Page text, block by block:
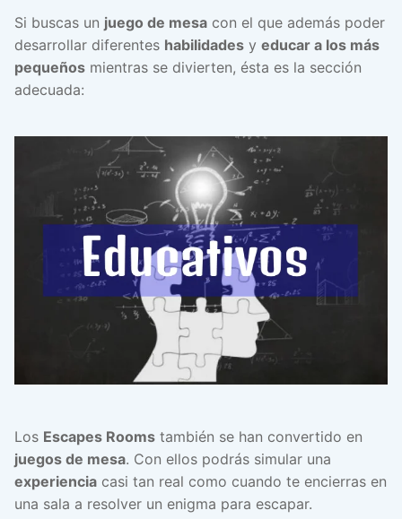
Si buscas un juego de mesa con el que además poder
desarrollar diferentes habilidades y educar a los más
pequeños mientras se divierten, ésta es la sección
adecuada:
Los Escapes Rooms también se han convertido en
juegos de mesa. Con ellos podrás simular una
experiencia casi tan real como cuando te encierras en
una sala a resolver un enigma para escapar.